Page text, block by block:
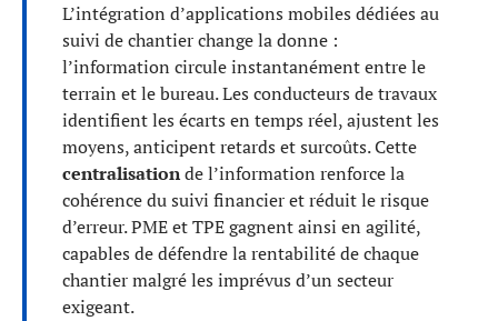
L’intégration d’applications mobiles dédiées au
suivi de chantier change la donne :
l’information circule instantanément entre le
terrain et le bureau. Les conducteurs de travaux
identifient les écarts en temps réel, ajustent les
moyens, anticipent retards et surcoûts. Cette
centralisationde l’information renforce la
cohérence du suivi financier et réduit le risque
d’erreur. PME et TPE gagnent ainsi en agilité,
capables de défendre la rentabilité de chaque
chantier malgré les imprévus d’un secteur
exigeant.